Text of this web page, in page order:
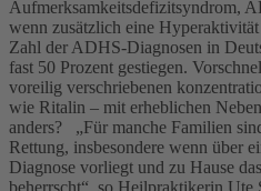
Aufmerksamkeitsdefizitsyndrom,
wenn zusätzlich eine
Zahl der ADHS-Diagnosen in
fast 50 Prozent gestiegen.
voreilig verschriebenen
wie Ritalin – mit erheblichen
anders? „Für manche Familien
Rettung, insbesondere wenn über
Diagnose vorliegt und zu Hause
beherrscht“, so Heilpraktikerin